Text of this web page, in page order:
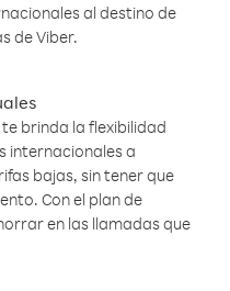
al destino de
de Viber.
brinda la flexibilidad
internacionales a
bajas, sin tener que
Con el plan de
en las llamadas que